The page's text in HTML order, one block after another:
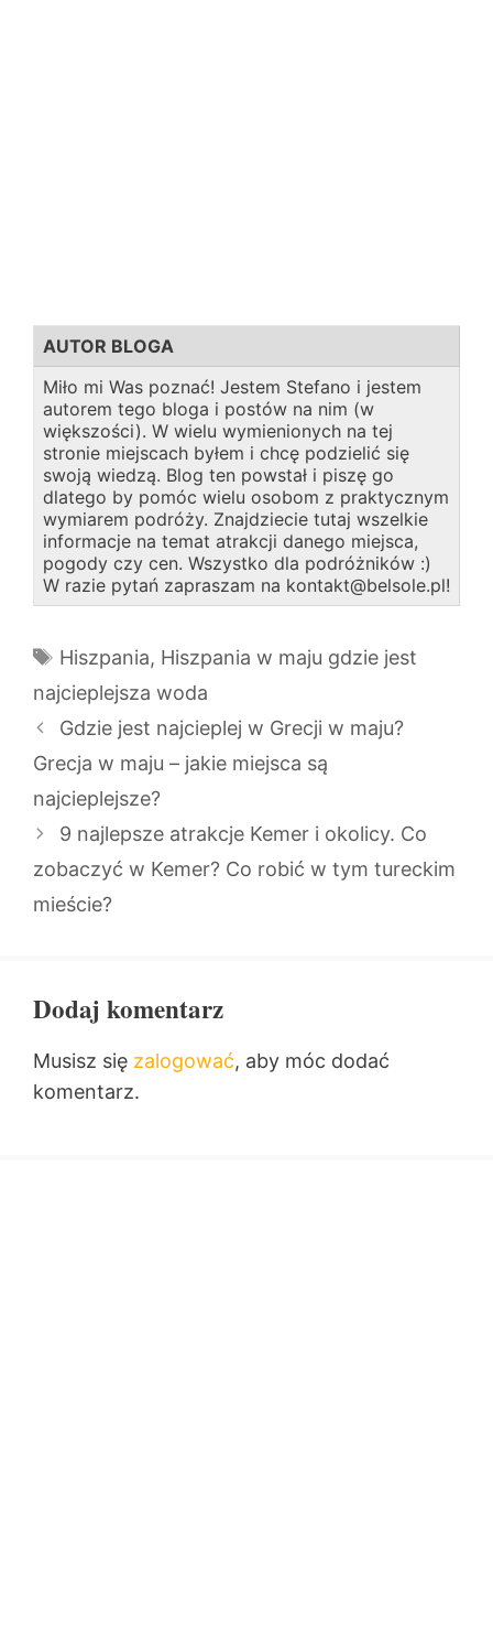
AUTOR BLOGA
Miło mi Was poznać! Jestem Stefano i jestem
autorem tego bloga i postów na nim (w
większości). W wielu wymienionych na tej
stronie miejscach byłem i chcę podzielić się
swoją wiedzą. Blog ten powstał i piszę go
dlatego by pomóc wielu osobom z praktycznym
wymiarem podróży. Znajdziecie tutaj wszelkie
informacje na temat atrakcji danego miejsca,
pogody czy cen. Wszystko dla podróżników :)
W razie pytań zapraszam na kontakt@belsole.pl!
Tagi
Hiszpania, Hiszpania w maju gdzie jest
najcieplejsza woda
Gdzie jest najcieplej w Grecji w maju?
Grecja w maju – jakie miejsca są
najcieplejsze?
9 najlepsze atrakcje Kemer i okolicy. Co
zobaczyć w Kemer? Co robić w tym tureckim
mieście?
Dodaj komentarz
Musisz się zalogować, aby móc dodać
komentarz.